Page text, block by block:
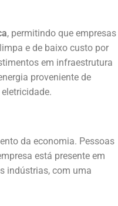
, permitindo que empresas
e de baixo custo por
em infraestrutura
proveniente de
da economia. Pessoas
está presente em
indústrias, com uma